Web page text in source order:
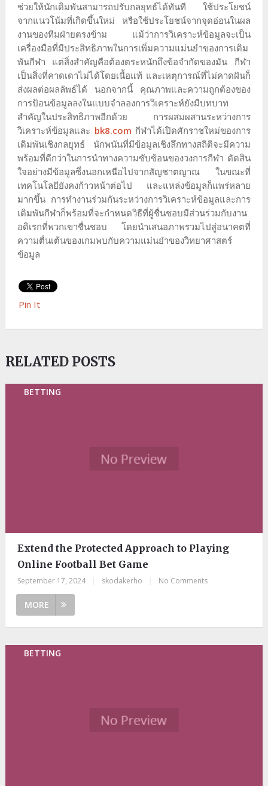
ช่วยให้นักเดิมพันสามารถปรับกลยุทธ์ได้ทันที ใช้ประโยชน์
จากแนวโน้มที่เกิดขึ้นใหม่ หรือใช้ประโยชน์จากจุดอ่อนในผล
งานของทีมฝ่ายตรงข้าม แม้ว่าการวิเคราะห์ข้อมูลจะเป็น
เครื่องมือที่มีประสิทธิภาพในการเพิ่มความแม่นยำของการเดิม
พันกีฬา แต่สิ่งสำคัญคือต้องตระหนักถึงข้อจำกัดของมัน กีฬา
เป็นสิ่งที่คาดเดาไม่ได้โดยเนื้อแท้ และเหตุการณ์ที่ไม่คาดฝันก็
ส่งผลต่อผลลัพธ์ได้ นอกจากนี้ คุณภาพและความถูกต้องของ
การป้อนข้อมูลลงในแบบจำลองการวิเคราะห์ยังมีบทบาท
สำคัญในประสิทธิภาพอีกด้วย การผสมผสานระหว่างการ
วิเคราะห์ข้อมูลและ bk8.com กีฬาได้เปิดศักราชใหม่ของการ
เดิมพันเชิงกลยุทธ์ นักพนันที่มีข้อมูลเชิงลึกทางสถิติจะมีความ
พร้อมที่ดีกว่าในการนำทางความซับซ้อนของวงการกีฬา ตัดสิน
ใจอย่างมีข้อมูลซึ่งนอกเหนือไปจากสัญชาตญาณ ในขณะที่
เทคโนโลยียังคงก้าวหน้าต่อไป และแหล่งข้อมูลก็แพร่หลาย
มากขึ้น การทำงานร่วมกันระหว่างการวิเคราะห์ข้อมูลและการ
เดิมพันกีฬาก็พร้อมที่จะกำหนดวิธีที่ผู้ชื่นชอบมีส่วนร่วมกับงาน
อดิเรกที่พวกเขาชื่นชอบ โดยนำเสนอภาพรวมไปสู่อนาคตที่
ความตื่นเต้นของเกมพบกับความแม่นยำของวิทยาศาสตร์
ข้อมูล
Pin It
RELATED POSTS
BETTING
Extend the Protected Approach to Playing
Online Football Bet Game
September 17, 2024 skodakerho No Comments
MORE
BETTING